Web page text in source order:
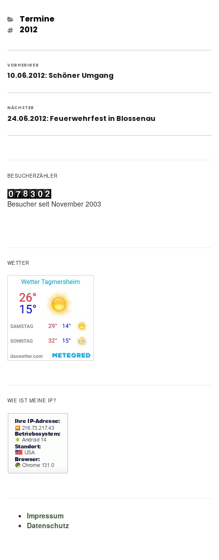
Kategorien
Termine
Schlagwörter
2012
Beitragsnavigation
VORHERIGER
Vorheriger
10.06.2012: Schöner Umgang
NÄCHSTER
Nächster
24.06.2012: Feuerwehrfest in Blossenau
BESUCHERZÄHLER
Besucher seit November 2003
WETTER
WIE IST MEINE IP?
Impressum
Datenschutz